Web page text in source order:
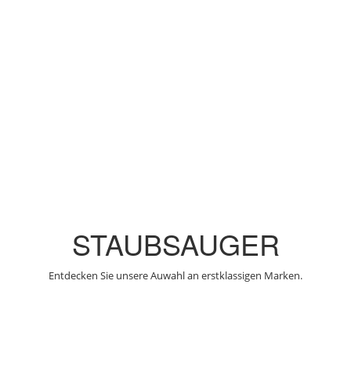
STAUBSAUGER
Entdecken Sie unsere Auwahl an erstklassigen Marken.